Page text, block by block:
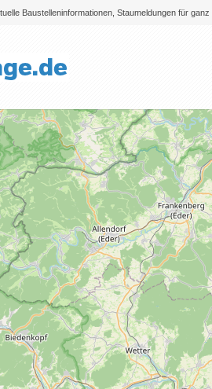
Baustelleninformationen, Staumeldungen für